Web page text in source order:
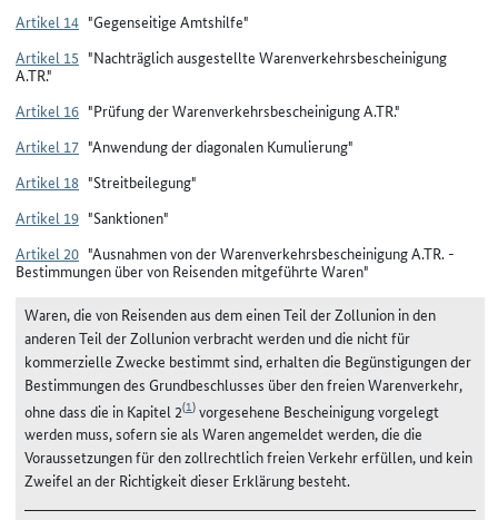
Artikel 14 "Gegenseitige Amtshilfe"
Artikel 15 "Nachträglich ausgestellte Warenverkehrsbescheinigung
A.TR."
Artikel 16 "Prüfung der Warenverkehrsbescheinigung A.TR."
Artikel 17 "Anwendung der diagonalen Kumulierung"
Artikel 18 "Streitbeilegung"
Artikel 19 "Sanktionen"
Artikel 20 "Ausnahmen von der Warenverkehrsbescheinigung A.TR. -
Bestimmungen über von Reisenden mitgeführte Waren"
Waren, die von Reisenden aus dem einen Teil der Zollunion in den
anderen Teil der Zollunion verbracht werden und die nicht für
kommerzielle Zwecke bestimmt sind, erhalten die Begünstigungen der
Bestimmungen des Grundbeschlusses über den freien Warenverkehr,
ohne dass die in Kapitel 2(1)vorgesehene Bescheinigung vorgelegt
werden muss, sofern sie als Waren angemeldet werden, die die
Voraussetzungen für den zollrechtlich freien Verkehr erfüllen, und kein
Zweifel an der Richtigkeit dieser Erklärung besteht.